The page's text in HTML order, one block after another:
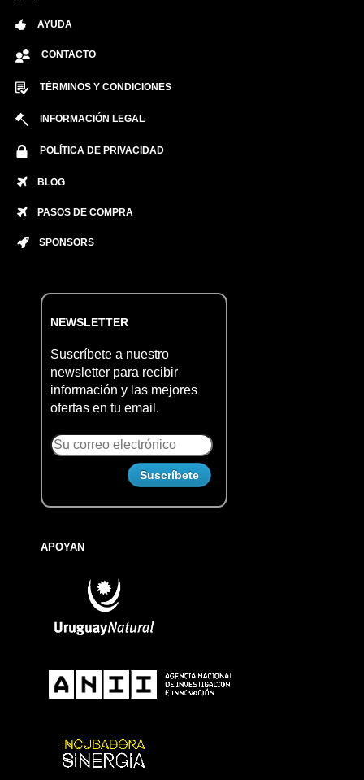
AYUDA
CONTACTO
TÉRMINOS Y CONDICIONES
INFORMACIÓN LEGAL
POLÍTICA DE PRIVACIDAD
BLOG
PASOS DE COMPRA
SPONSORS
NEWSLETTER
Suscríbete a nuestro
newsletter para recibir
información y las mejores
ofertas en tu email.
APOYAN